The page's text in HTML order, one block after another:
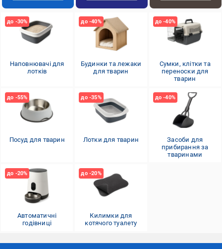
Наповнювачі для
лотків
Будинки та лежаки
для тварин
Сумки, клітки та
переноски для
тварин
Посуд для тварин Лотки для тварин
Засоби для
прибирання за
тваринами
Автоматичні
годівниці
Килимки для
котячого туалету